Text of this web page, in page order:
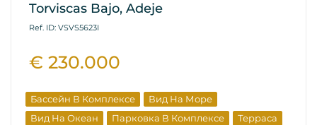
Torviscas Bajo, Adeje
Ref. ID: VSVS5623I
€ 230.000
Бассейн В Комплексе
Вид На Море
Вид На Океан
Парковка В Комплексе
Терраса